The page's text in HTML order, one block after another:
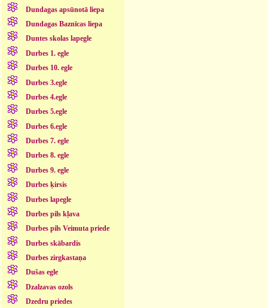
Dundagas apsūnotā liepa
Dundagas Baznīcas liepa
Duntes skolas lapegle
Durbes 1. egle
Durbes 10. egle
Durbes 3.egle
Durbes 4.egle
Durbes 5.egle
Durbes 6.egle
Durbes 7. egle
Durbes 8. egle
Durbes 9. egle
Durbes ķirsis
Durbes lapegle
Durbes pils kļava
Durbes pils Veimuta priede
Durbes skābardis
Durbes zirgkastaņa
Dušas egle
Dzalzavas ozols
Dzedru priedes